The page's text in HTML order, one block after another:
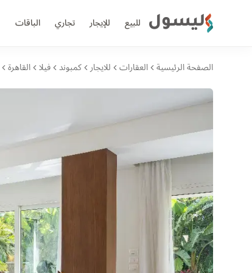
ليسول للبيع للإيجار تجاري الباقات
الصفحة الرئيسية العقارات للايجار كمبوند فيلا القاهرة